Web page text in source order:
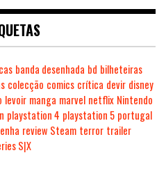
banda desenhada bd bilheteiras
colecção comics crítica devir disney
levoir manga marvel netflix Nintendo
playstation 4 playstation 5 portugal
review Steam terror trailer
S|X